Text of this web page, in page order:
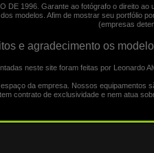
DE 1996. Garante ao fotógrafo o direito
modelos. Afim de mostrar seu portfólio
(empresas
e agradecimento os
neste site foram feitas por Leonardo
da empresa. Nossos equipamentos
contrato de exclusividade e nem atua